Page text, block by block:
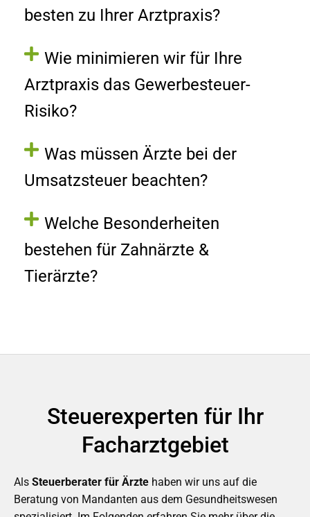
besten zu Ihrer Arztpraxis?
Wie minimieren wir für Ihre
Arztpraxis das Gewerbesteuer-
Risiko?
Was müssen Ärzte bei der
Umsatzsteuer beachten?
Welche Besonderheiten
bestehen für Zahnärzte &
Tierärzte?
Steuerexperten für Ihr
Facharztgebiet
Als Steuerberater für Ärzte haben wir uns auf die
Beratung von Mandanten aus dem Gesundheitswesen